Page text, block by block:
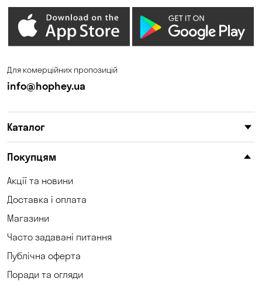
Для комерційних пропозицій
info@hophey.ua
Каталог
Покупцям
Акції та новини
Доставка і оплата
Магазини
Часто задавані питання
Публічна оферта
Поради та огляди